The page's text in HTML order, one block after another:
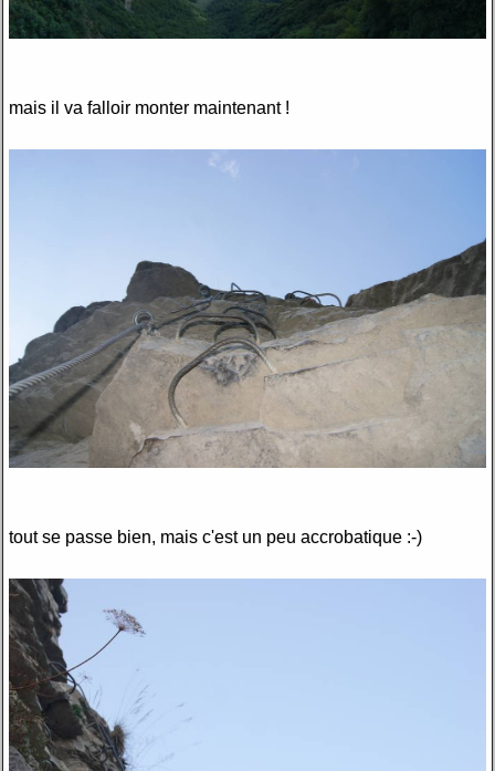
mais il va falloir monter maintenant !
tout se passe bien, mais c'est un peu accrobatique :-)